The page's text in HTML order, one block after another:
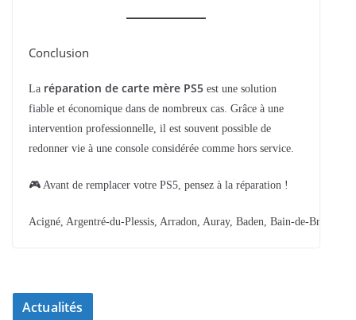
Conclusion
La réparation de carte mère PS5 est une solution
fiable et économique dans de nombreux cas. Grâce à une
intervention professionnelle, il est souvent possible de
redonner vie à une console considérée comme hors service.
🎮 Avant de remplacer votre PS5, pensez à la réparation !
Acigné, Argentré-du-Plessis, Arradon, Auray, Baden, Bain-de-
Actualités